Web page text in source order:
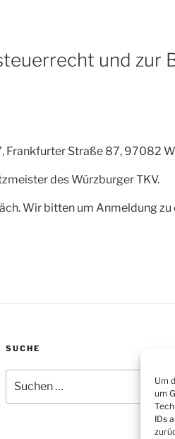
Um
um
IDs
und zur
Frankfurter Straße 87, 97082
des Würzburger TKV.
Wir bitten um Anmeldung
SUCHE
nach: